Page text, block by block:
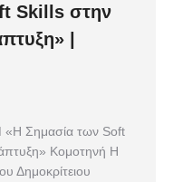
Skills στην
|
«Η Σημασία των Soft
Κομοτηνή Η
Δημοκρίτειου